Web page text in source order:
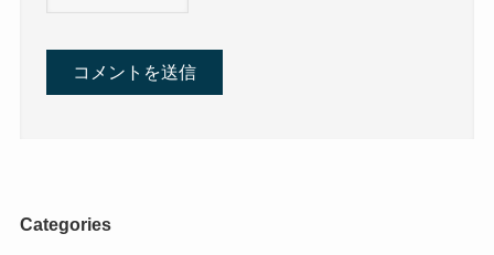
Categories